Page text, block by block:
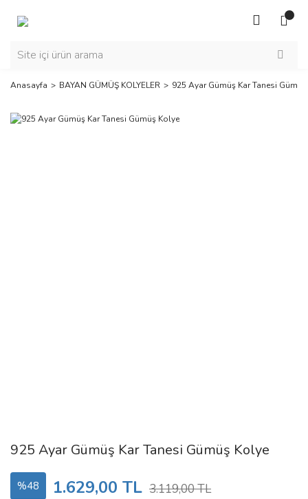
Anasayfa BAYAN GÜMÜŞ KOLYELER 925 Ayar Gümüş Kar Tanesi
925 Ayar Gümüş Kar Tanesi Gümüş Kolye
%48 1.629,00 TL 3.119,00 TL